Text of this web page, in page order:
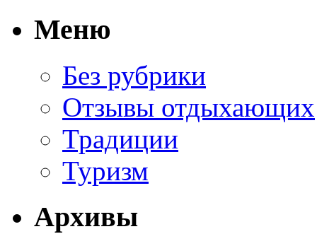
Меню
Без рубрики
Отзывы отдыхающих
Традиции
Туризм
Архивы